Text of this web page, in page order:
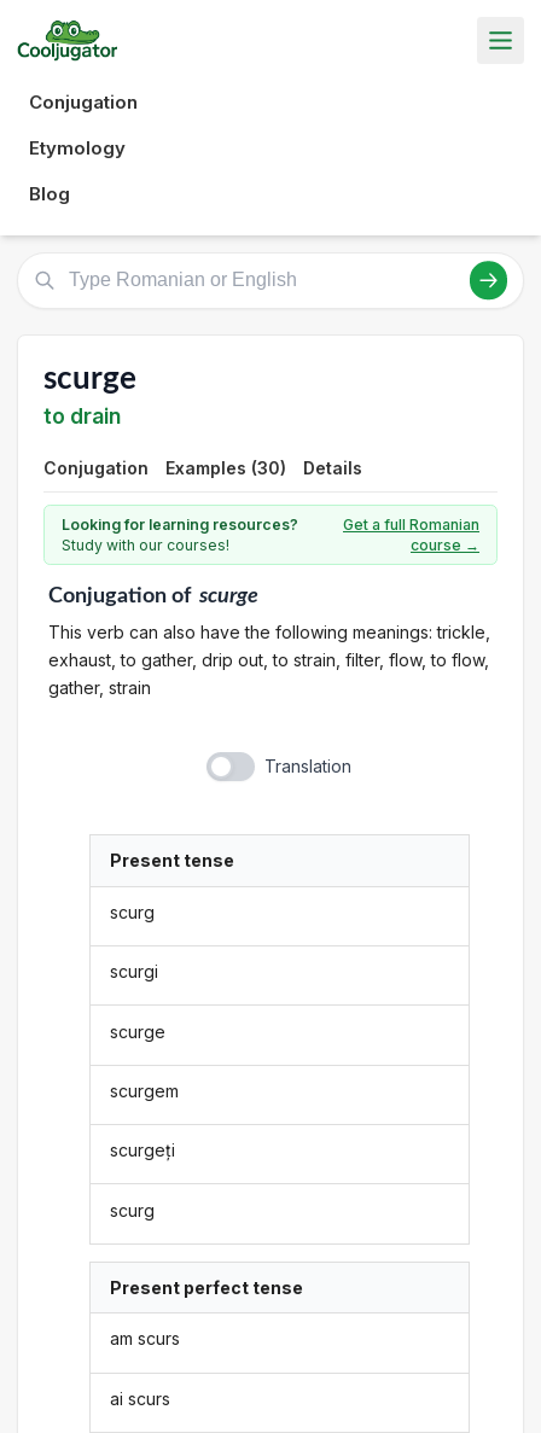
Conjugation
Etymology
Blog
scurge
to drain
Conjugation Examples (30) Details
Looking for learning resources?
Study with our courses!
Get a full Romanian
course →
Conjugationof scurge
This verb can also have the following meanings: trickle,
exhaust, to gather, drip out, to strain, filter, flow, to flow,
gather, strain
Translation
Present tense
scurg
scurgi
scurge
scurgem
scurgeți
scurg
Present perfect tense
am scurs
ai scurs